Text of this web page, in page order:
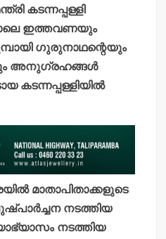
കടന്നപ്പള്ളി
ഇത്തവണയും
ഗുരുനാഥന്റെയും
അനുഗ്രഹങ്ങള്‍
കടന്നപ്പള്ളിയില്‍
മാതാപിതാക്കളുടെ
നടത്തിയ
നടത്തിയ